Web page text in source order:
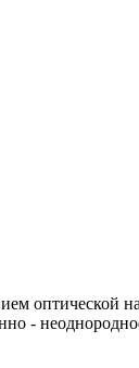
оптической
-